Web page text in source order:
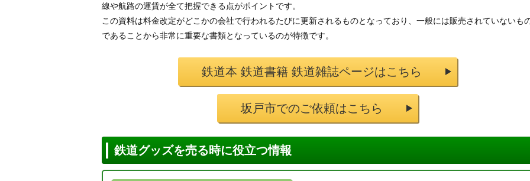
線や航路の運賃が全て把握できる点がポイントです。
この資料は料金改定がどこかの会社で行われるたびに更新されるものとなっており、一般には販売されていないも
であることから非常に重要な書類となっているのが特徴です。
鉄道本 鉄道書籍 鉄道雑誌ページはこちら
坂戸市でのご依頼はこちら
鉄道グッズを売る時に役立つ情報